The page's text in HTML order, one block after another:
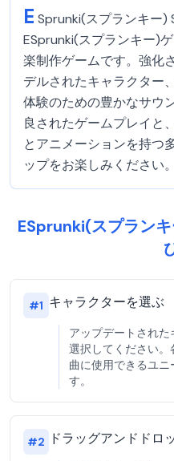
E Sprunki(スプランキー)
ESprunki(スプランキー)
楽制作ゲームです。強化
デルされたキャラクター
体験のための豊かなサウ
良されたゲームプレイと
とアニメーションを持つ
ップをお楽しみください。
ESprunki(スプラン
#1 キャラクターを選ぶ
アップデートされ
選択してください
曲に使用できるユ
す。
#2 ドラッグアンドドロ